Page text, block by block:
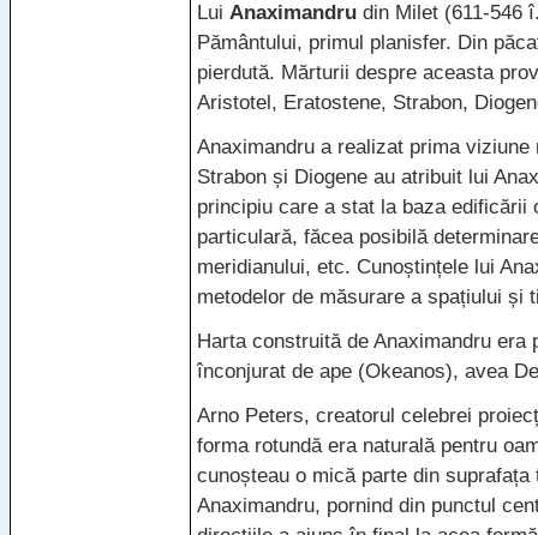
Lui Anaximandru din Milet (611-546
Pământului, primul planisfer. Din
pierdută. Mărturii despre aceasta
Aristotel, Eratostene, Strabon,
Anaximandru a realizat prima
Strabon și Diogene au atribuit lui
principiu care a stat la baza
particulară, făcea posibilă
meridianului, etc. Cunoștințele lui
metodelor de măsurare a spațiului și
Harta construită de Anaximandru
înconjurat de ape (Okeanos), avea
Arno Peters, creatorul celebrei
forma rotundă era naturală pentru
cunoșteau o mică parte din
Anaximandru, pornind din punctul